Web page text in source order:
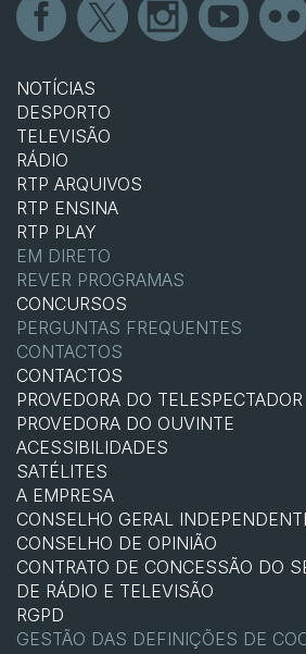
NOTÍCIAS
DESPORTO
TELEVISÃO
RÁDIO
RTP ARQUIVOS
RTP ENSINA
RTP PLAY
EM DIRETO
REVER PROGRAMAS
CONCURSOS
PERGUNTAS FREQUENTES
CONTACTOS
CONTACTOS
PROVEDORA DO TELESPECTADOR
PROVEDORA DO OUVINTE
ACESSIBILIDADES
SATÉLITES
A EMPRESA
CONSELHO GERAL
CONSELHO DE OPINIÃO
CONTRATO DE CONCESSÃO DO
DE RÁDIO E TELEVISÃO
RGPD
GESTÃO DAS DEFINIÇÕES DE